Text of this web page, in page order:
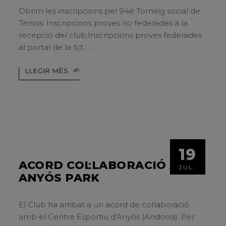
Obrim les inscripcions pel 94è Torneig social de
Tennis. Inscripcions proves no federades a la
recepció del club,Inscripcions proves federades
al portal de la fct.
LLEGIR MÉS
19
JUL.
ACORD COL·LABORACIÓ AMB
ANYÓS PARK
El Club ha arribat a un acord de col·laboració
amb el Centre Esportiu d'Anyós (Andorra). Per